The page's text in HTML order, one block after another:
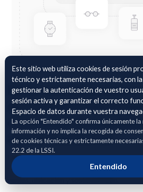
Datos anonimizados y
de transacciones
comercios de
agroalimentarios
Dataset anonimizado y agregado de
comercios de proximidad, orientado al
ventas, ubicación y sostenibilidad.
Este sitio web utiliza cookies de sesión
técnico y estrictamente necesarias, con
gestionar la autenticación de vuestro
sesión activa y garantizar el correcto
Espacio de datos durante vuestra
La opción "Entendido" confirma únicamente
información y no implica la recogida de
de cookies técnicas y estrictamente
22.2 de la LSSI.
Entendido